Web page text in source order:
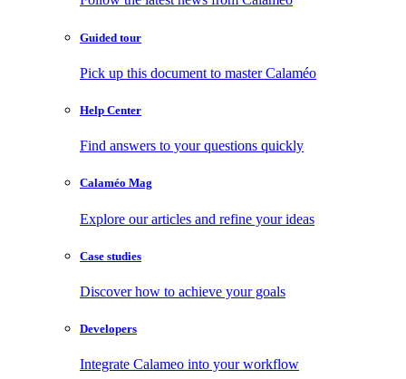
Guided tour
Pick up this document to master Calaméo
Help Center
Find answers to your questions quickly
Calaméo Mag
Explore our articles and refine your ideas
Case studies
Discover how to achieve your goals
Developers
Integrate Calameo into your workflow